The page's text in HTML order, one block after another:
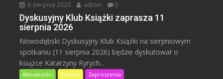
6 sierpnia 2026 admin 0
Dyskusyjny Klub Książki zaprasza 11
sierpnia 2026
Nowodębski Dyskusyjny Klub Książki na sierpniowym
spotkaniu (11 sierpnia 2026) będzie dyskutował o
książce Katarzyny Ryrych...
Aktualności Kultura Zaproszenia